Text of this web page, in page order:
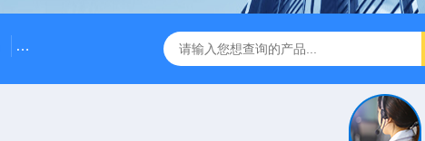
A028610A028610 FILTER REPLAN AM11-1 viledon P15/